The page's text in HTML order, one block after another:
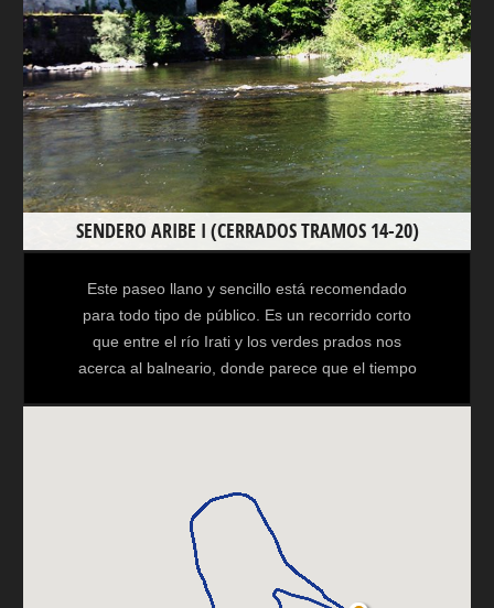
SENDERO ARIBE I (CERRADOS TRAMOS 14-20)
Este paseo llano y sencillo está recomendado
para todo tipo de público. Es un recorrido corto
que entre el río Irati y los verdes prados nos
acerca al balneario, donde parece que el tiempo